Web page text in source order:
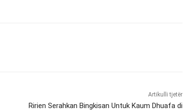
Artikulli tjetër
Ririen Serahkan Bingkisan Untuk Kaum Dhuafa di